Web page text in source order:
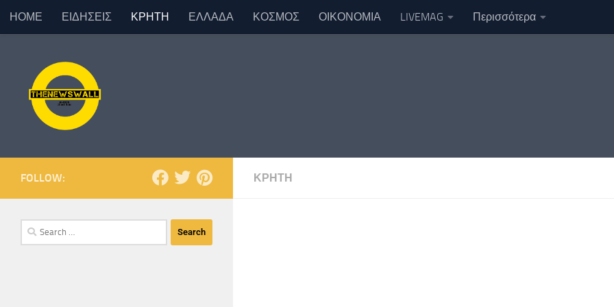
Skip to content
ΗΟΜΕ ΕΙΔΗΣΕΙΣ ΚΡΗΤΗ ΕΛΛΑΔΑ ΚΟΣΜΟΣ ΟΙΚΟΝΟΜΙΑ LIVEMAG Περισσότερα
ΚΡΗΤΗ
FOLLOW: